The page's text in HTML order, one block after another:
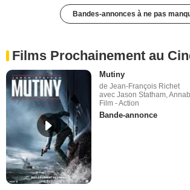
Bandes-annonces à ne pas
Films Prochainement au
Mutiny
de Jean-François Richet
avec Jason Statham,
Film - Action
Bande-annonce